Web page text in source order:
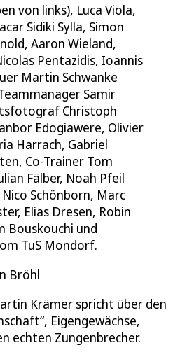
von links), Luca Viola,
Sidiki Sylla, Simon
Aaron Wieland,
Pentazidis, Ioannis
Martin Schwanke
Samir
Christoph
Edogiawere, Olivier
Harrach, Gabriel
Co-Trainer Tom
Fälber, Noah Pfeil
Schönborn, Marc
Elias Dresen, Robin
Bouskouchi und
TuS Mondorf.
Bröhl
Krämer spricht über den
Eigengewächse,
echten Zungenbrecher.